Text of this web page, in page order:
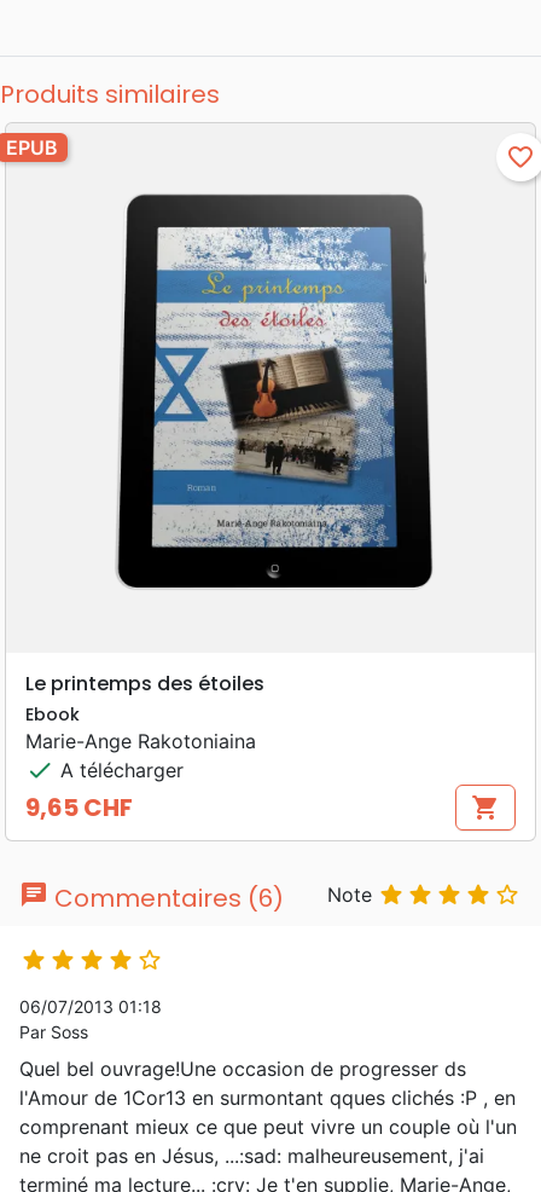
Produits similaires
EPUB favorite_border
Le printemps des étoiles
Ebook
Marie-Ange Rakotoniaina
check A télécharger
Prix
9,65 CHF shopping_cart
chat Commentaires (6) Note     
    
06/07/2013 01:18
Par Soss
Quel bel ouvrage!Une occasion de progresser ds
l'Amour de 1Cor13 en surmontant qques clichés :P , en
comprenant mieux ce que peut vivre un couple où l'un
ne croit pas en Jésus, ...:sad: malheureusement, j'ai
terminé ma lecture... :cry: Je t'en supplie, Marie-Ange,